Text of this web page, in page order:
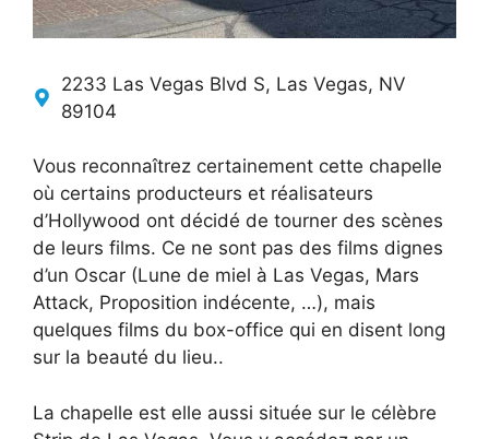
2233 Las Vegas Blvd S, Las Vegas, NV
89104
Vous reconnaîtrez certainement cette chapelle
où certains producteurs et réalisateurs
d’Hollywood ont décidé de tourner des scènes
de leurs films. Ce ne sont pas des films dignes
d’un Oscar (Lune de miel à Las Vegas, Mars
Attack, Proposition indécente, …), mais
quelques films du box-office qui en disent long
sur la beauté du lieu..
La chapelle est elle aussi située sur le célèbre